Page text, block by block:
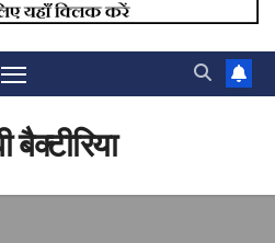
बैक्टीरिया